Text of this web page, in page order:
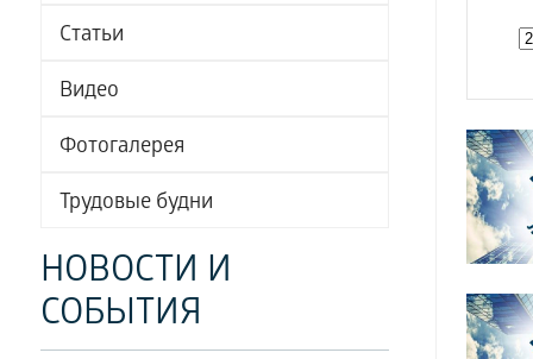
Статьи
Видео
Фотогалерея
Трудовые будни
НОВОСТИ И
СОБЫТИЯ